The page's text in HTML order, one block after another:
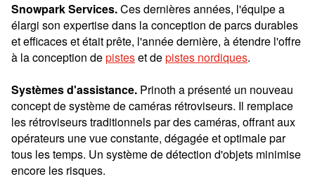
Snowpark Services.Ces dernières années, l'équipe a
élargi son expertise dans la conception de parcs durables
et efficaces et était prête, l'année dernière, à étendre l'offre
à la conception depisteset depistes nordiques.
Systèmes d'assistance. Prinoth a présenté un nouveau
concept de système de caméras rétroviseurs. Il remplace
les rétroviseurs traditionnels par des caméras, offrant aux
opérateurs une vue constante, dégagée et optimale par
tous les temps. Un système de détection d'objets minimise
encore les risques.